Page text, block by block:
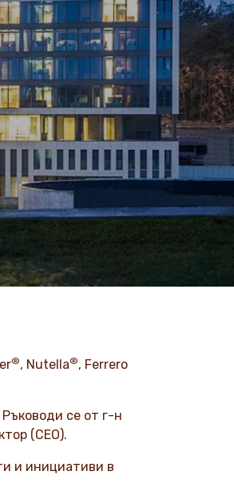
®, Nutella®, Ferrero
се от г-н
(CEO).
и инициативи в